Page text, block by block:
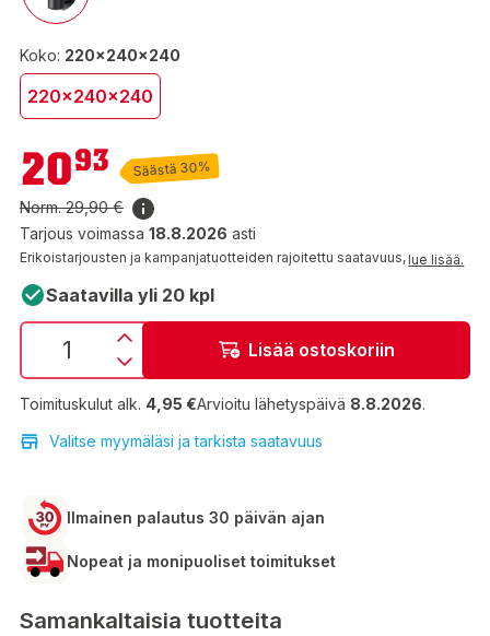
Koko: 220x240x240
220x240x240
2093 Säästä 30%
Norm.29,90 €
Tarjous voimassa 18.8.2026 asti
Erikoistarjousten ja kampanjatuotteiden rajoitettu saatavuus,lue lisää.
Saatavilla yli 20 kpl
Lisää ostoskoriin
Toimituskulut alk. 4,95 €Arvioitu lähetyspäivä 8.8.2026.
Valitse myymäläsi ja tarkista saatavuus
Ilmainen palautus 30 päivän ajan
Nopeat ja monipuoliset toimitukset
Samankaltaisia tuotteita